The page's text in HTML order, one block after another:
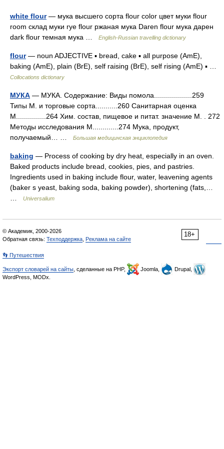
white flour— мука высшего сорта flour color цвет муки flour
room склад муки rye flour ржаная мука Daren flour мука дарен
dark flour темная мука …
English-Russian travelling dictionary
flour— noun ADJECTIVE ▪ bread, cake ▪ all purpose (AmE),
baking (AmE), plain (BrE), self raising (BrE), self rising (AmE) ▪ …
Collocations dictionary
МУКА — МУКА. Содержание: Виды помола...................259
Типы М. и торговые сорта...........260 Санитарная оценка
М...............264 Хим. состав, пищевое и питат. значение М. . 272
Методы исследования М.............274 Мука, продукт,
получаемый… …
Большая медицинская энциклопедия
baking — Process of cooking by dry heat, especially in an oven.
Baked products include bread, cookies, pies, and pastries.
Ingredients used in baking include flour, water, leavening agents
(baker s yeast, baking soda, baking powder), shortening (fats,…
Universalium
18+
© Академик, 2000-2026
Обратная связь: Техподдержка Реклама на сайте
👣 Путешествия
Экспорт словарей на сайты , сделанные на PHP, Joomla,
Drupal,
WordPress, MODx.